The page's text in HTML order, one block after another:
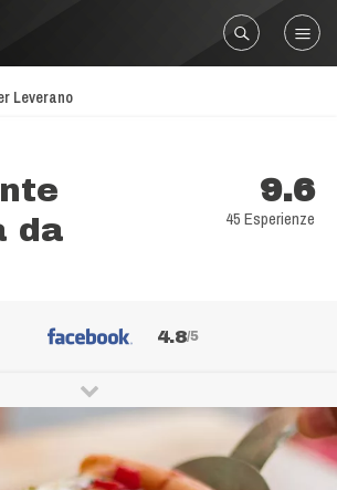
Leverano
da
9.6
45 Esperienze
4.8/5